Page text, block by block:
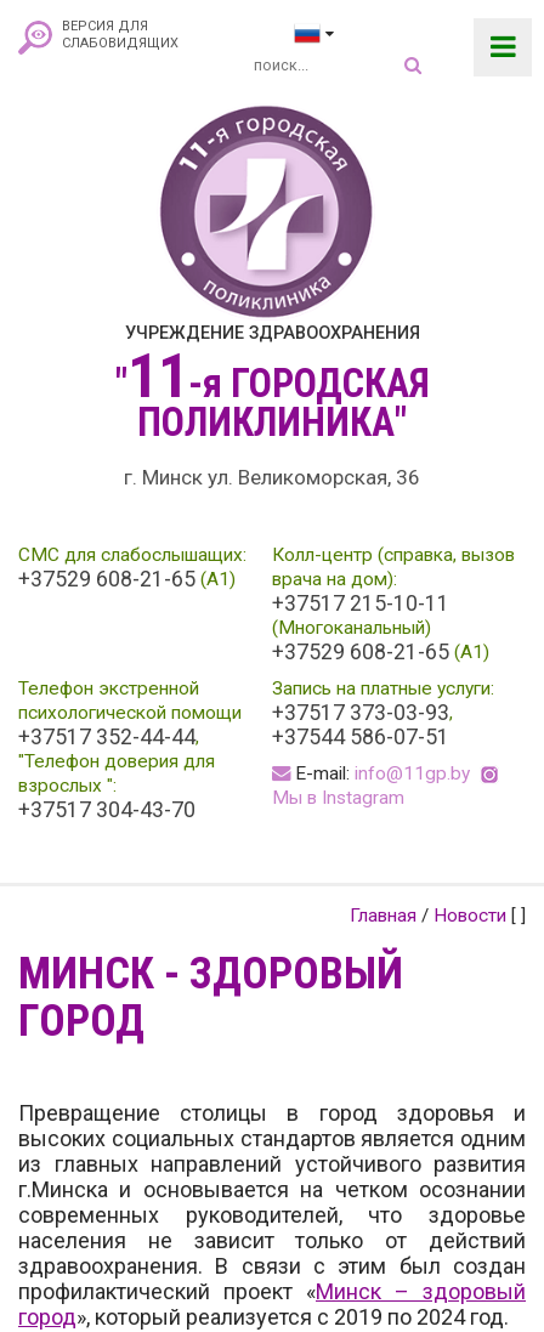
ВЕРСИЯ ДЛЯ
СЛАБОВИДЯЩИХ
УЧРЕЖДЕНИЕ ЗДРАВООХРАНЕНИЯ
"11 -я ГОРОДСКАЯ
ПОЛИКЛИНИКА"
г. Минск ул. Великоморская, 36
СМС для слабослышащих:
+37529 608-21-65 (А1)
Колл-центр (справка, вызов
врача на дом):
+37517 215-10-11
(Многоканальный)
+37529 608-21-65 (A1)
Телефон экстренной
психологической помощи
+37517 352-44-44,
"Телефон доверия для
взрослых ":
+37517 304-43-70
Запись на платные услуги:
+37517 373-03-93,
+37544 586-07-51
E-mail: info@11gp.by
Мы в Instagram
Главная / Новости [ ]
МИНСК - ЗДОРОВЫЙ
ГОРОД
Превращение столицы в город здоровья и
высоких социальных стандартов является одним
из главных направлений устойчивого развития
г.Минска и основывается на четком осознании
современных руководителей, что здоровье
населения не зависит только от действий
здравоохранения. В связи с этим был создан
профилактический проект «Минск – здоровый
город», который реализуется с 2019 по 2024 год.